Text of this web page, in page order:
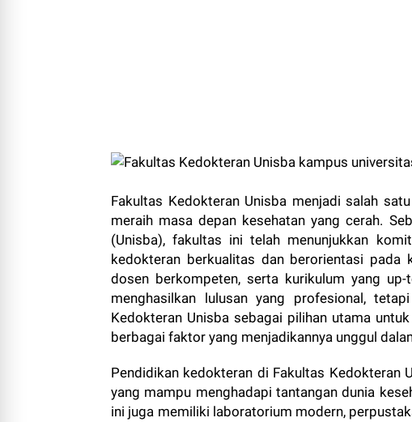
Fakultas Kedokteran Unisba menjadi salah
meraih masa depan kesehatan yang cerah.
(Unisba), fakultas ini telah menunjukkan
kedokteran berkualitas dan berorientasi pada
dosen berkompeten, serta kurikulum yang
menghasilkan lulusan yang profesional,
Kedokteran Unisba sebagai pilihan utama
berbagai faktor yang menjadikannya unggul
Pendidikan kedokteran di Fakultas Kedokteran
yang mampu menghadapi tantangan dunia
ini juga memiliki laboratorium modern,